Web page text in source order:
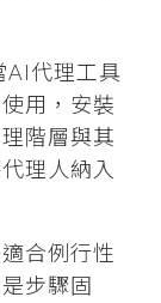
AI代理工具
用，安裝
階層與其
理人納入
合例行性
步驟固